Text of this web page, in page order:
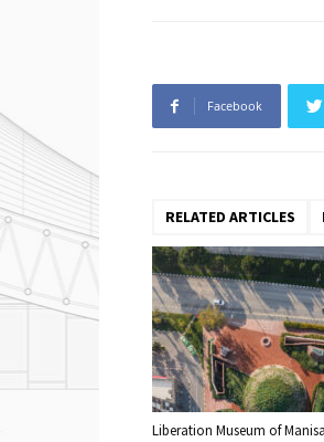
Facebook
RELATED ARTICLES
Liberation Museum of